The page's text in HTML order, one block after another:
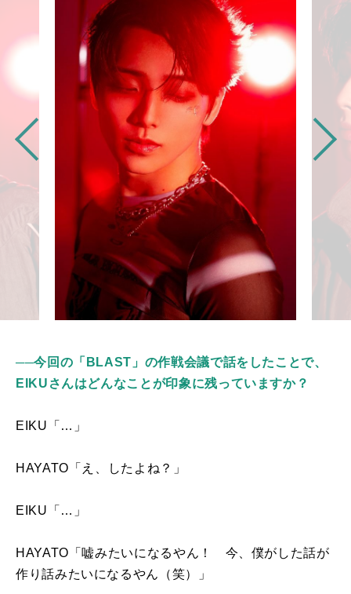
──今回の「BLAST」の作戦会議で話をしたことで、
EIKUさんはどんなことが印象に残っていますか？
EIKU「…」
HAYATO「え、したよね？」
EIKU「…」
HAYATO「嘘みたいになるやん！ 今、僕がした話が
作り話みたいになるやん（笑）」